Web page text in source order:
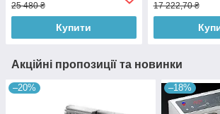
25 480 ₴
Купити
17 222,70 ₴
Акційні пропозиції та новинки
–20% –18%